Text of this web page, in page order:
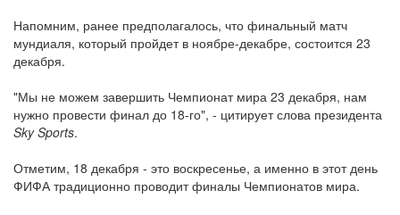
Напомним, ранее предполагалось, что финальный матч
мундиаля, который пройдет в ноябре-декабре, состоится 23
декабря.
"Мы не можем завершить Чемпионат мира 23 декабря, нам
нужно провести финал до 18-го", - цитирует слова президента
Sky Sports.
Отметим, 18 декабря - это воскресенье, а именно в этот день
ФИФА традиционно проводит финалы Чемпионатов мира.